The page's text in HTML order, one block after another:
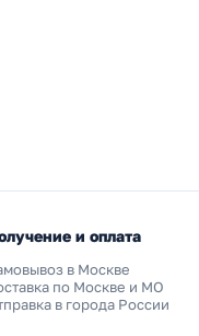
и оплата
в Москве
по Москве и МО
в города России